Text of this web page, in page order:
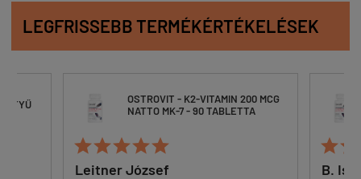
LEGFRISSEBB TERMÉKÉRTÉKELÉSEK
OSTROVIT - K2-VITAMIN 200 MCG
NATTO MK-7 - 90 TABLETTA

Leitner József

B.